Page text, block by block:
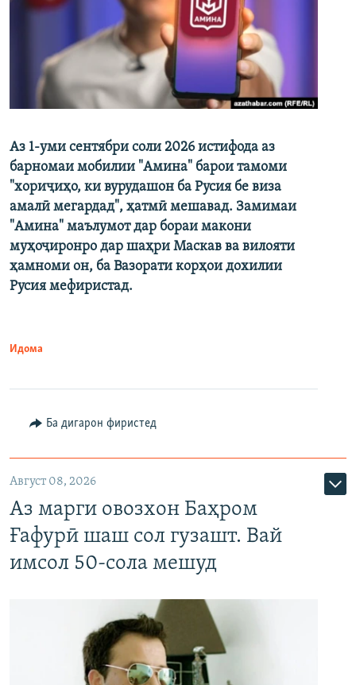
Аз 1-уми сентябри соли 2026 истифода аз
барномаи мобилии "Амина" барои тамоми
"хориҷиҳо, ки вурудашон ба Русия бе виза
амалӣ мегардад", ҳатмӣ мешавад. Замимаи
"Амина" маълумот дар бораи макони
муҳоҷиронро дар шаҳри Маскав ва вилояти
ҳамноми он, ба Вазорати корҳои дохилии
Русия мефиристад.
Идома
Ба дигарон фиристед
Август 08, 2026
Аз марги овозхон Баҳром
Ғафурӣ шаш сол гузашт. Вай
имсол 50-сола мешуд